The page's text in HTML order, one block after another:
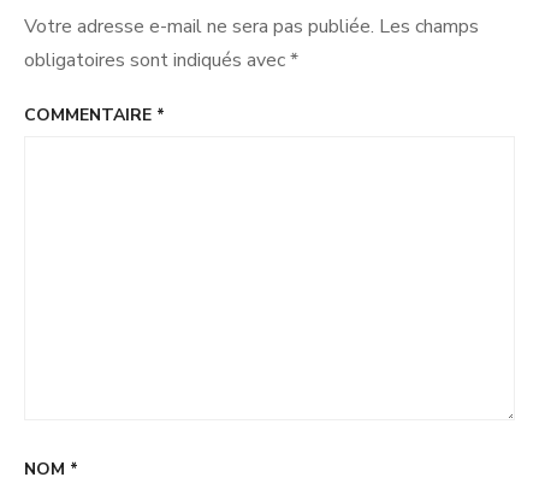
Votre adresse e-mail ne sera pas publiée. Les champs
obligatoires sont indiqués avec*
COMMENTAIRE *
NOM *